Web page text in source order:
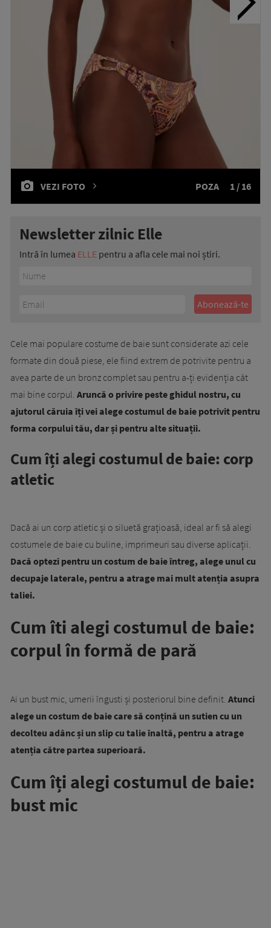
VEZI FOTO POZA 1 / 16
Newsletter zilnic Elle
Intră în lumea ELLE pentru a afla cele mai noi știri.
Cele mai populare costume de baie sunt considerate azi cele
formate din două piese, ele fiind extrem de potrivite pentru a
avea parte de un bronz complet sau pentru a-ți evidenția cât
mai bine corpul. Aruncă o privire peste ghidul nostru, cu
ajutorul căruia îți vei alege costumul de baie potrivit pentru
forma corpului tău, dar și pentru alte situații.
Cum îți alegi costumul de baie: corp
atletic
Dacă ai un corp atletic și o siluetă grațioasă, ideal ar fi să alegi
costumele de baie cu buline, imprimeuri sau diverse aplicații.
Dacă optezi pentru un costum de baie întreg, alege unul cu
decupaje laterale, pentru a atrage mai mult atenția asupra
taliei.
Cum îti alegi costumul de baie:
corpul în formă de pară
Ai un bust mic, umerii îngusti și posteriorul bine definit. Atunci
alege un costum de baie care să conțină un sutien cu un
decolteu adânc și un slip cu talie înaltă, pentru a atrage
atenția către partea superioară.
Cum îți alegi costumul de baie:
bust mic